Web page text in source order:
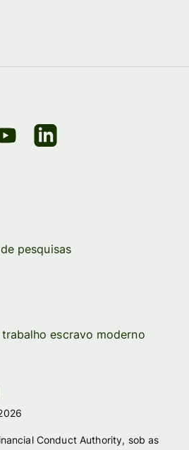
pesquisas
escravo moderno
Conduct Authority, sob as